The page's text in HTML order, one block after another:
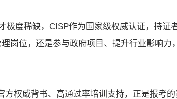
极度稀缺，CISP作为国家级权威认证，持证
岗位，还是参与政府项目、提升行业影响力，
权威背书、高通过率培训支持，正是报考的